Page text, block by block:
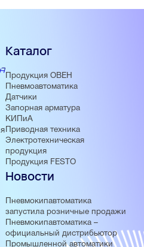
Каталог
Продукция ОВЕН
Пневмоавтоматика
Датчики
Запорная арматура
КИПиА
Приводная техника
Электротехническая
продукция
Продукция FESTO
Новости
Пневмокипавтоматика
запустила розничные продажи
Пневмокипавтоматика –
официальный дистрибьютор
Промышленной автоматики